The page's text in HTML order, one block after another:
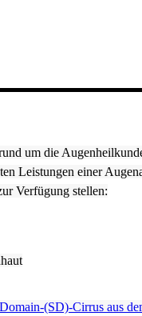
um die
Leistungen einer
Verfügung stellen:
(SD)-Cirrus aus